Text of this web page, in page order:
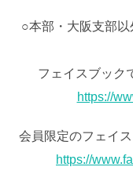
○本部・大阪支部
フェイスブック
https://
会員限定のフェイ
https://